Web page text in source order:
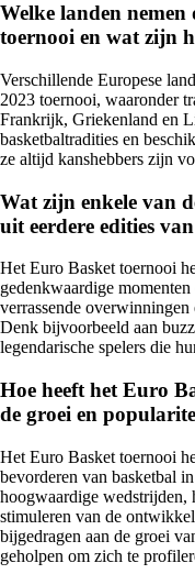
Welke landen nemen
toernooi en wat zijn
Verschillende Europese
2023 toernooi, waaronder
Frankrijk, Griekenland en
basketbaltradities en
ze altijd kanshebbers zijn
Wat zijn enkele van
uit eerdere edities
Het Euro Basket toernooi
gedenkwaardige
verrassende
Denk bijvoorbeeld aan
legendarische spelers die
Hoe heeft het Euro
de groei en
Het Euro Basket toernooi
bevorderen van basketbal
hoogwaardige wedstrijden,
stimuleren van de
bijgedragen aan de groei
geholpen om zich te